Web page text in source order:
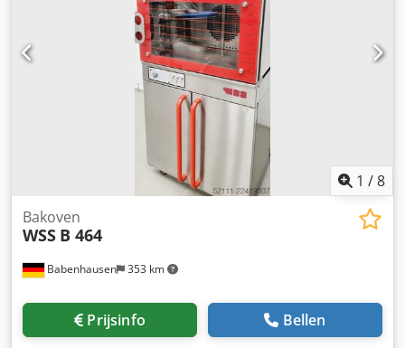
1 /8
Babenhausen 353 km
Bakoven
WSS B 464
Prijsinfo Bellen